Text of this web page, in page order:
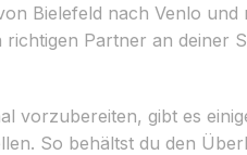
Bielefeld nach Venlo
richtigen Partner an deiner
vorzubereiten, gibt es
So behältst du den